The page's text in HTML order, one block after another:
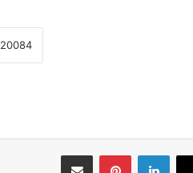
لينكدإن بينتيريستمشاركة عبر البريد